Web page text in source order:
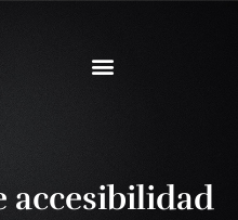
accesibilidad